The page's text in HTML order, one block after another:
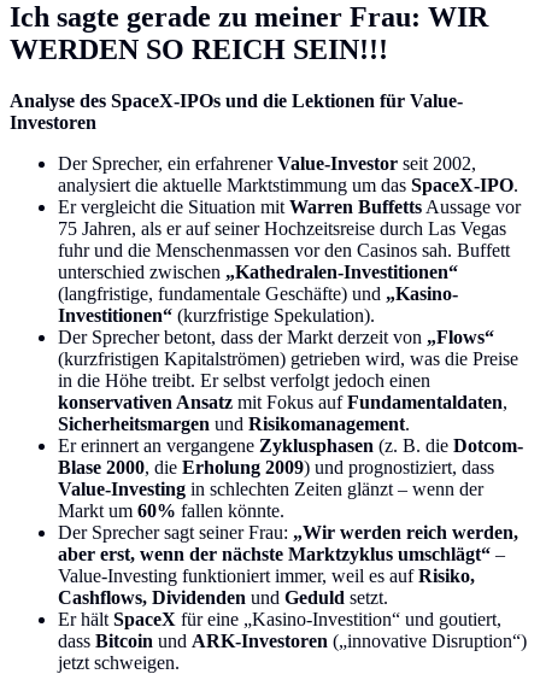
Ich sagte gerade zu meiner Frau: WIR
WERDEN SO REICH SEIN!!!
Analyse des SpaceX-IPOs und die Lektionen für Value-
Investoren
Der Sprecher, ein erfahrenerValue-Investor seit 2002,
analysiert die aktuelle Marktstimmung um das SpaceX-IPO.
Er vergleicht die Situation mit Warren Buffetts Aussage vor
75 Jahren, als er auf seiner Hochzeitsreise durch Las Vegas
fuhr und die Menschenmassen vor den Casinos sah. Buffett
unterschied zwischen „Kathedralen-Investitionen“
(langfristige, fundamentale Geschäfte) und „Kasino-
Investitionen“ (kurzfristige Spekulation).
Der Sprecher betont, dass der Markt derzeit von „Flows“
(kurzfristigen Kapitalströmen) getrieben wird, was die Preise
in die Höhe treibt. Er selbst verfolgt jedoch einen
konservativen Ansatz mit Fokus aufFundamentaldaten,
Sicherheitsmargen und Risikomanagement.
Er erinnert an vergangene Zyklusphasen (z. B. die Dotcom-
Blase 2000, die Erholung 2009) und prognostiziert, dass
Value-Investing in schlechten Zeiten glänzt – wenn der
Markt um 60% fallen könnte.
Der Sprecher sagt seiner Frau: „Wir werden reich werden,
aber erst, wenn der nächste Marktzyklus umschlägt“ –
Value-Investing funktioniert immer, weil es aufRisiko,
Cashflows, Dividenden und Geduld setzt.
Er hält SpaceX für eine „Kasino-Investition“ und goutiert,
dass Bitcoin und ARK-Investoren („innovative Disruption“)
jetzt schweigen.